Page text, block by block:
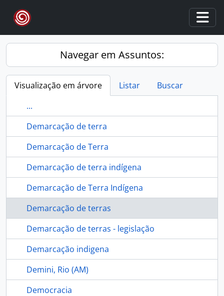
Skip to main content
Navegar em Assuntos:
Visualização em árvore Listar
Buscar
...
Demarcação de terra
Demarcação de Terra
Demarcação de terra indígena
Demarcação de Terra Indígena
Demarcação de terras
Demarcação de terras - legislação
Demarcação indigena
Demini, Rio (AM)
Democracia